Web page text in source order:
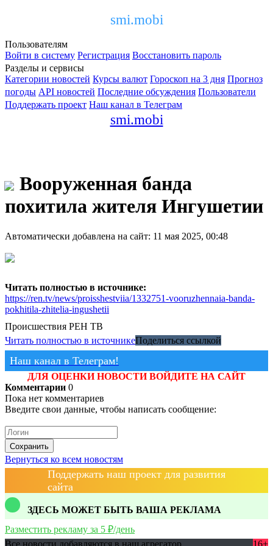
smi.mobi
Пользователям
Войти в систему Регистрация Восстановить пароль
Разделы и сервисы
Категории новостей Курсы валют Гороскоп на 3 дня Прогноз
погоды API новостей Последние обсуждения Пользователи
Поддержать проект Наш канал в Телеграм
smi.mobi
Вооруженная банда
похитила жителя Ингушетии
Автоматически добавлена на сайт: 11 мая 2025, 00:48
Читать полностью в источнике:
https://ren.tv/news/proisshestviia/1332751-vooruzhennaia-banda-
pokhitila-zhitelia-ingushetii
Происшествия РЕН ТВ
Читать полностью в источникеПоделиться ссылкой
Наш канал в Телеграм!
ДЛЯ ОЦЕНКИ НОВОСТИ ВОЙДИТЕ НА САЙТ
Комментарии 0
Пока нет комментариев
Введите свои данные, чтобы написать сообщение:
Сохранить
Вернуться ко всем новостям
Поддержать наш проект для развития
сайта
ЗДЕСЬ МОЖЕТ БЫТЬ ВАША РЕКЛАМА
Разместить рекламу за 5 ₽/день